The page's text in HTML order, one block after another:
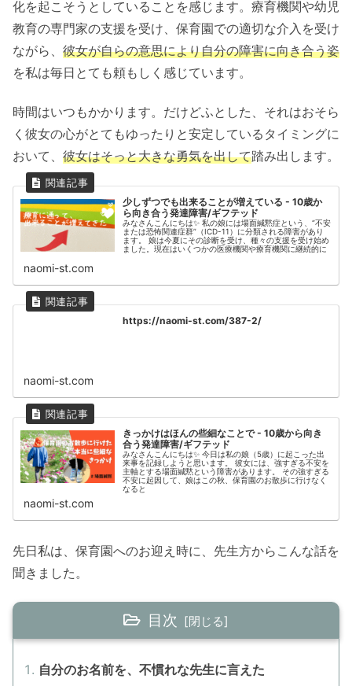
化を起こそうとしていることを感じます。療育機関や幼児
教育の専門家の支援を受け、保育園での適切な介入を受け
ながら、 彼女が自らの意思により自分の障害に向き合う姿
を私は毎日とても頼もしく感じています。
時間はいつもかかります。だけどふとした、それはおそら
く彼女の心がとてもゆったりと安定しているタイミングに
おいて、 彼女はそっと大きな勇気を出して踏み出します。
少しずつでも出来ることが増えている - 10歳か
ら向き合う発達障害/ギフテッド
みなさんこんにちは✨ 私の娘には場面緘黙症という、“不安
または恐怖関連症群”（ICD-11）に分類される障害があり
ます。 娘は今夏にその診断を受け、種々の支援を受け始め
ました。現在はいくつかの医療機関や療育機関に継続的に
naomi-st.com
https://naomi-st.com/387-2/
naomi-st.com
きっかけはほんの些細なことで - 10歳から向き
合う発達障害/ギフテッド
みなさんこんにちは✨ 今日は私の娘（5歳）に起こった出
来事を記録しようと思います。 彼女には、強すぎる不安を
主軸とする場面緘黙という障害があります。 その強すぎる
不安に起因して、娘はこの秋、保育園のお散歩に行けなく
なると
naomi-st.com
先日私は、保育園へのお迎え時に、先生方からこんな話を
聞きました。
目次
自分のお名前を、不慣れな先生に言えた